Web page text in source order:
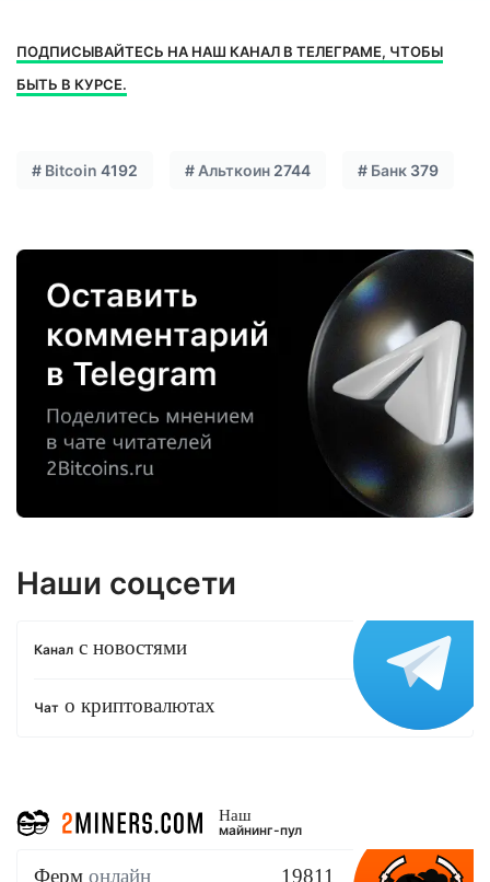
ПОДПИСЫВАЙТЕСЬ НА НАШ КАНАЛ В ТЕЛЕГРАМЕ, ЧТОБЫ
БЫТЬ В КУРСЕ.
# Bitcoin 4192 # Альткоин 2744 # Банк 379
Наши соцсети
Канал с новостями
Чат о криптовалютах
Наш
майнинг-пул
Ферм онлайн 19811